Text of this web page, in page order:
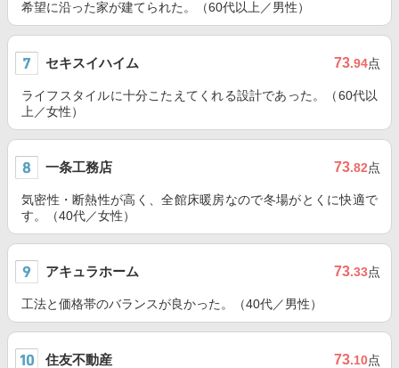
希望に沿った家が建てられた。（60代以上／男性）
セキスイハイム 73.94点
ライフスタイルに十分こたえてくれる設計であった。（60代以
上／女性）
一条工務店 73.82点
気密性・断熱性が高く、全館床暖房なので冬場がとくに快適で
す。（40代／女性）
アキュラホーム 73.33点
工法と価格帯のバランスが良かった。（40代／男性）
住友不動産 73.10点